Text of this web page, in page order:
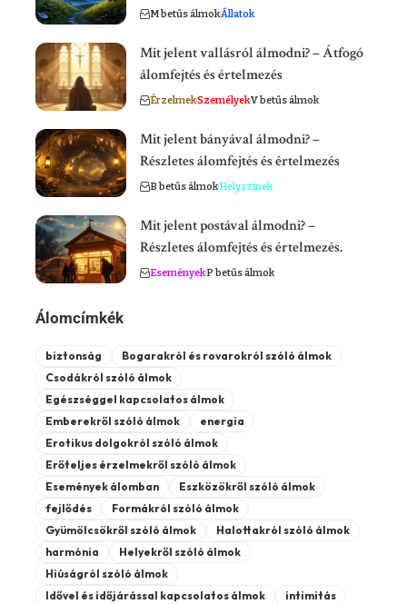
M betűs álmokÁllatok
Mit jelent vallásról álmodni? – Átfogó
álomfejtés és értelmezés
ÉrzelmekSzemélyekV betűs álmok
Mit jelent bányával álmodni? –
Részletes álomfejtés és értelmezés
B betűs álmokHelyszínek
Mit jelent postával álmodni? –
Részletes álomfejtés és értelmezés.
EseményekP betűs álmok
Álomcímkék
biztonság
Bogarakról és rovarokról szóló álmok
Csodákról szóló álmok
Egészséggel kapcsolatos álmok
Emberekről szóló álmok
energia
Erotikus dolgokról szóló álmok
Erőteljes érzelmekről szóló álmok
Események álomban
Eszközökről szóló álmok
fejlődés
Formákról szóló álmok
Gyümölcsökről szóló álmok
Halottakról szóló álmok
harmónia
Helyekről szóló álmok
Hiúságról szóló álmok
Idővel és időjárással kapcsolatos álmok
intimitás